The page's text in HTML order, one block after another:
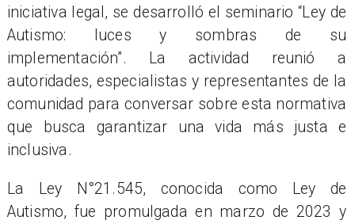
iniciativa legal, se desarrolló el seminario “Ley de
Autismo: luces y sombras de su
implementación”. La actividad reunió a
autoridades, especialistas y representantes de la
comunidad para conversar sobre esta normativa
que busca garantizar una vida más justa e
inclusiva.
La Ley N°21.545, conocida como Ley de
Autismo, fue promulgada en marzo de 2023 y